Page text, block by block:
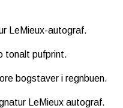
LeMieux-autograf.
tonalt pufprint.
bogstaver i regnbuen.
LeMieux autograf.